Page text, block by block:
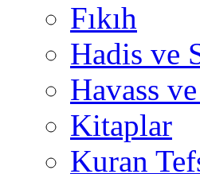
Fıkıh
Hadis ve
Havass
Kitaplar
Kuran